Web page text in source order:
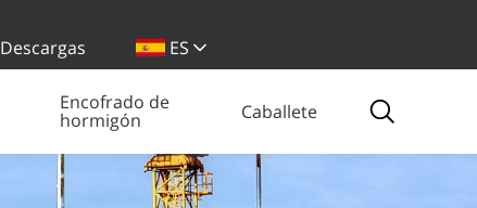
Descargas ES
Encofrado de
hormigón Caballete